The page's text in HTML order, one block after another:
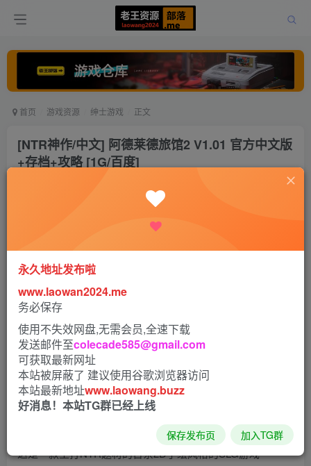
首页 游戏资源 绅士游戏 正文
[NTR神作/中文] 阿德莱德旅馆2 V1.01 官方中文版
+存档+攻略 [1G/百度]
阿德莱德旅馆 2 V1.01 官方中文版+存档+攻略
（The Adelaide Inn）
PS：这是时隔半年的一次大更新，根据更新日志这次更新之
后游戏内容差不多增加到原来的2倍
这是一款主打NTR题材的日系2D手绘风格的SLG游戏
永久地址发布啦
www.laowan2024.me
务必保存
使用不失效网盘,无需会员,全速下载
发送邮件至colecade585@gmail.com
可获取最新网址
本站被屏蔽了 建议使用谷歌浏览器访问
本站最新地址www.laowang.buzz
好消息！本站TG群已经上线
保存发布页 加入TG群